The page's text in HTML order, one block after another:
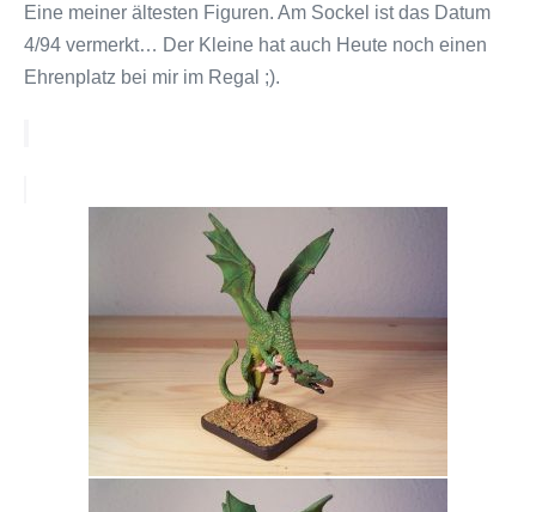
Eine meiner ältesten Figuren. Am Sockel ist das Datum
4/94 vermerkt… Der Kleine hat auch Heute noch einen
Ehrenplatz bei mir im Regal ;).